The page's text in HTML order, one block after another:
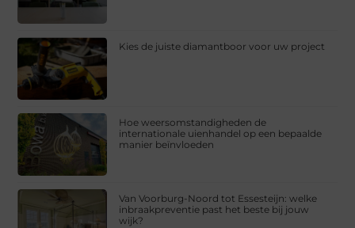
Kies de juiste diamantboor voor uw project
Hoe weersomstandigheden de
internationale uienhandel op een bepaalde
manier beïnvloeden
Van Voorburg-Noord tot Essesteijn: welke
inbraakpreventie past het beste bij jouw
wijk?